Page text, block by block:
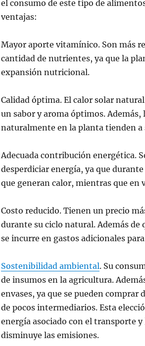
el consumo de este tipo de
ventajas:
Mayor aporte vitamínico. Son más
cantidad de nutrientes, ya que la
expansión nutricional.
Calidad óptima. El calor solar
un sabor y aroma óptimos.
naturalmente en la planta tienden a
Adecuada contribución energética.
desperdiciar energía, ya que
que generan calor, mientras que en
Costo reducido. Tienen un precio
durante su ciclo natural. Además
se incurre en gastos adicionales
Sostenibilidad ambiental. Su
de insumos en la agricultura.
envases, ya que se pueden
de pocos intermediarios. Esta
energía asociado con el transporte
disminuye las emisiones.